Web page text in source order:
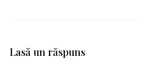
Lasă un răspuns